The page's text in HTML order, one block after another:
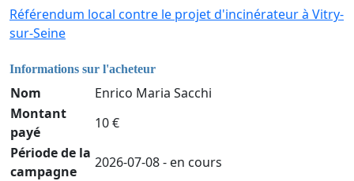
Référendum local contre le projet d'incinérateur à Vitry-
sur-Seine
Informations sur l'acheteur
Nom
Enrico Maria Sacchi
Montant
payé
10 €
Période de la
campagne
2026-07-08 - en cours